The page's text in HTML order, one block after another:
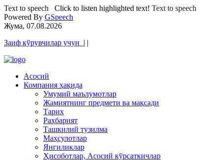
Text to speech Click to listen highlighted text! Text to speech
Powered By GSpeech
Жума, 07.08.2026
Заиф кўрувчилар учун | |
Асосий
Компания ҳақида
Умумий маълумотлар
Жамиятнинг предмети ва мақсади
Тарих
Раҳбарият
Ташкилий тузилма
Маҳсулотлар
Янгиликлар
Ҳисоботлар, Асосий кўрсаткичлар